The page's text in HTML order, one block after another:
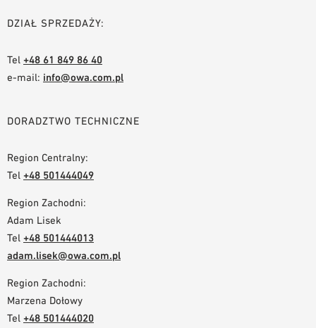
DZIAŁ SPRZEDAŻY:
Tel +48 61 849 86 40
e-mail: info@owa.com.pl
DORADZTWO TECHNICZNE
Region Centralny:
Tel +48 501444049
Region Zachodni:
Adam Lisek
Tel +48 501444013
adam.lisek@owa.com.pl
Region Zachodni:
Marzena Dołowy
Tel +48 501444020